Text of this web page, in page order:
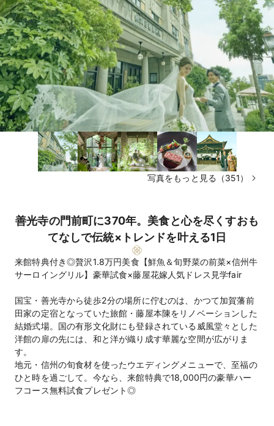
写真をもっと見る（351）
善光寺の門前町に370年。美食と心を尽くすおも
てなしで伝統×トレンドを叶える1日
来館特典付き◎贅沢1.8万円美食【鮮魚＆旬野菜の前菜×信州牛
サーロイングリル】豪華試食×藤屋花嫁人気ドレス見学fair
国宝・善光寺から徒歩2分の場所に佇むのは、かつて加賀藩前
田家の定宿となっていた旅館・藤屋本陳をリノベーションした
結婚式場。国の有形文化財にも登録されている威風堂々とした
洋館の扉の先には、和と洋が織り成す華麗な空間が広がりま
す。
地元・信州の旬食材を使ったウエディングメニューで、至福の
ひと時を過ごして。今なら、来館特典で18,000円の豪華ハー
フコース無料試食プレゼント◎